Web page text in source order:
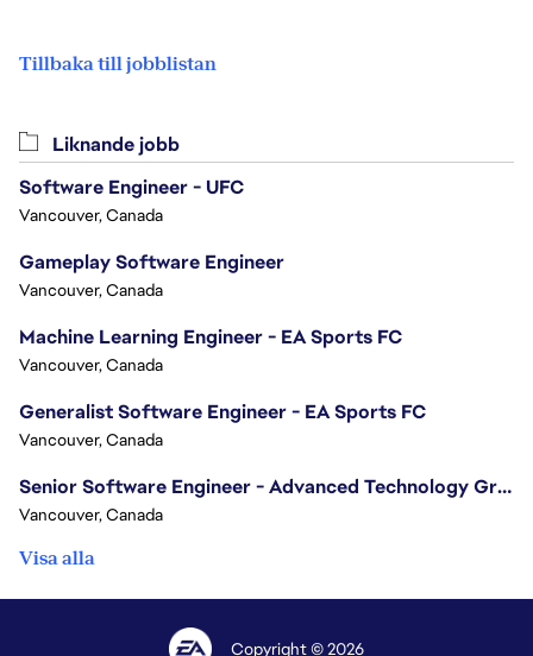
Tillbaka till jobblistan
Liknande jobb
Software Engineer - UFC
Vancouver, Canada
Gameplay Software Engineer
Vancouver, Canada
Machine Learning Engineer - EA Sports FC
Vancouver, Canada
Generalist Software Engineer - EA Sports FC
Vancouver, Canada
Senior Software Engineer - Advanced Technology Group
Vancouver, Canada
Visa alla
Copyright © 2026